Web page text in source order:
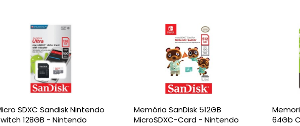
SDXC Sandisk Nintendo
128GB - Nintendo
Memória SanDisk 512GB
MicroSDXC-Card - Nintendo
64Gb